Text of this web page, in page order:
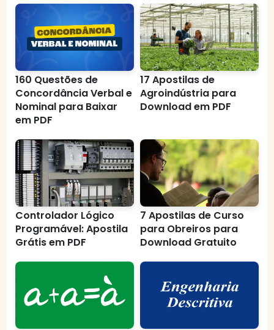
160 Questões de
Concordância Verbal e
Nominal para Baixar
em PDF
17 Apostilas de
Agroindústria para
Download em PDF
Controlador Lógico
Programável: Apostila
Grátis em PDF
7 Apostilas de Curso
para Obreiros para
Download Gratuito